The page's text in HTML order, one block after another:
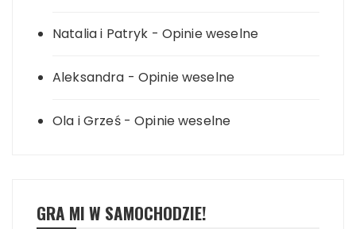
Natalia i Patryk - Opinie weselne
Aleksandra - Opinie weselne
Ola i Grześ-Opinie weselne
GRA MI W SAMOCHODZIE!